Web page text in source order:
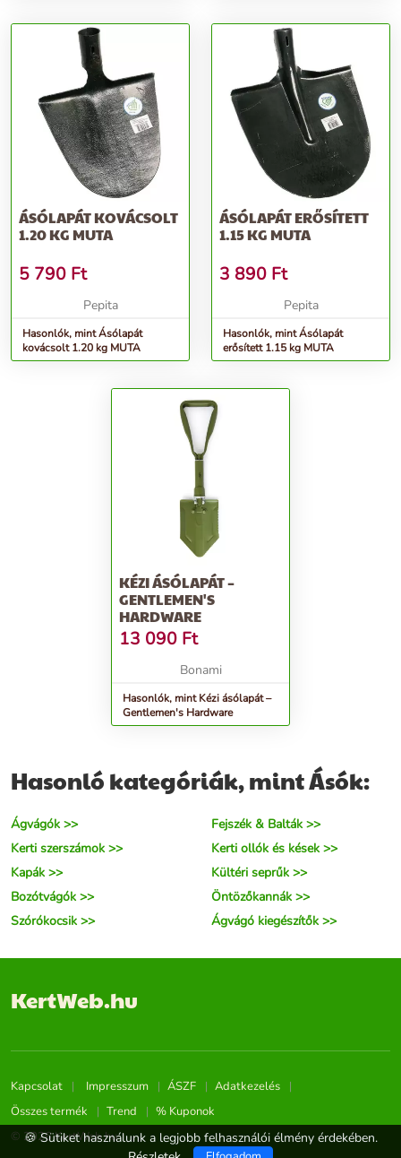
ÁSÓLAPÁT KOVÁCSOLT
1.20 KG MUTA
5 790 Ft
Pepita
Hasonlók, mint Ásólapát
kovácsolt 1.20 kg MUTA
ÁSÓLAPÁT ERŐSÍTETT
1.15 KG MUTA
3 890 Ft
Pepita
Hasonlók, mint Ásólapát
erősített 1.15 kg MUTA
KÉZI ÁSÓLAPÁT –
GENTLEMEN'S
HARDWARE
13 090 Ft
Bonami
Hasonlók, mint Kézi ásólapát –
Gentlemen's Hardware
Hasonló kategóriák, mint Ásók:
Ágvágók >>
Fejszék & Balták >>
Kerti szerszámok >>
Kerti ollók és kések >>
Kapák >>
Kültéri seprűk >>
Bozótvágók >>
Öntözőkannák >>
Szórókocsik >>
Ágvágó kiegészítők >>
KertWeb.hu
Kapcsolat Impresszum ÁSZF
Adatkezelés
Összes termék
Trend
% Kuponok
© 2026 KertWeb.hu
🍪 Sütiket használunk a legjobb felhasználói élmény érdekében.